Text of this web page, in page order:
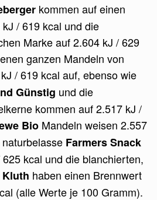
kommen auf einen
/ 619 kcal und die
Marke auf 2.604 kJ / 629
ganzen Mandeln von
/ 619 kcal auf, ebenso wie
Günstig und die
kommen auf 2.517 kJ /
Bio Mandeln weisen 2.557
Farmers Snack
kcal und die blanchierten,
Kluth haben einen Brennwert
(alle Werte je 100 Gramm).